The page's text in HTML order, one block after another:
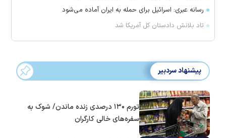
رسانه عبری: اسرائیل برای حمله به ایران آماده می‌شود
تاد بلانش دادستان کل آمریکا شد
پیشنهاد سردبیر
تورم ۱۳۰ درصدی زنده ماندن/ شوک به
سفره‌های خالی کارگران